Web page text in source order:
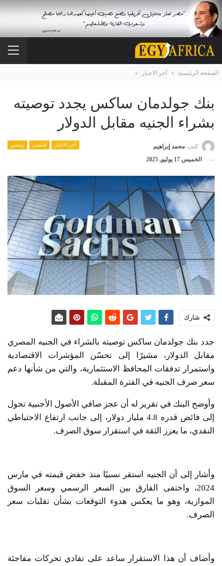
الصفحة الرئيسية آخر الاخبار
بنك جولدمان ساكس يجدد توصيته
بشراء الجنيه مقابل الدولار
آخر الاخبار استثمر رئيسي كتب محمد إبراهيم
الخميس 17 يوليو, 2025
شارك
جدد بنك جولدمان ساكس توصيته بالشراء في الجنيه المصري
مقابل الدولار، مشيرًا إلى تحسّن المؤشرات الاقتصادية
واستمرار تدفقات المحافظ الاستثمارية، والتي من شأنها دعم
سعر صرف الجنيه في الفترة المقبلة.
وأوضح البنك في تقرير له أن عجز صافي الأصول الأجنبية تحول
إلى فائض قدره 4.8 مليار دولار، إلى جانب ارتفاع الاحتياطي
النقدي، ما يعزز الثقة في استقرار سوق الصرف.
وأشار إلى أن الجنيه استقر نسبيًا منذ خفض قيمته في مارس
2024، واختفى الفارق بين السعر الرسمي وسعر السوق
الموازية، وهو ما يعكس هدوء التوقعات بشأن تقلبات سعر
الصرف.
وأضاف أن هذا الاستقرار ساعد على تفادي تحركات مفاجئة